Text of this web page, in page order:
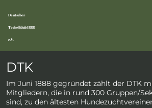
Deutscher
Teckelklub 1888
e.V.
DTK
Im Juni 1888 gegründet zählt der DTK
Mitgliedern, die in rund 300 Gruppen/
sind, zu den ältesten